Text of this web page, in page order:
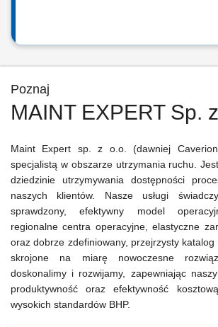
Poznaj
MAINT EXPERT Sp.
Maint Expert sp. z o.o. (dawniej
specjalistą w obszarze utrzymania ruchu.
dziedzinie utrzymywania dostępności
naszych klientów. Nasze usługi
sprawdzony, efektywny model
regionalne centra operacyjne, elastyczne
oraz dobrze zdefiniowany, przejrzysty katalog
skrojone na miarę nowoczesne
doskonalimy i rozwijamy, zapewniając
produktywność oraz efektywność
wysokich standardów BHP.